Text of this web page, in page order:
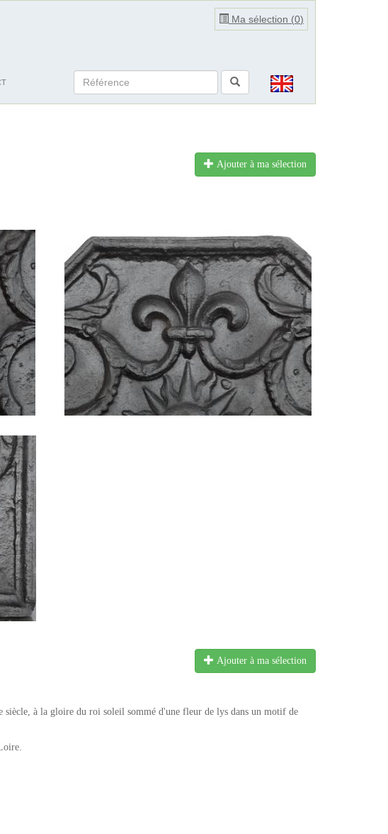
Ma sélection (0)
Ajouter à ma sélection
Ajouter à ma sélection
siècle, à la gloire du roi soleil sommé d'une fleur de lys dans un motif de